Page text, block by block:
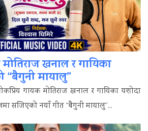
खनाल र गायिका
“बैगुनी मायालु”
गायक मोतिराज खनाल र गायिका यशोदा
सजिएको नयाँ गीत “बैगुनी मायालु”...